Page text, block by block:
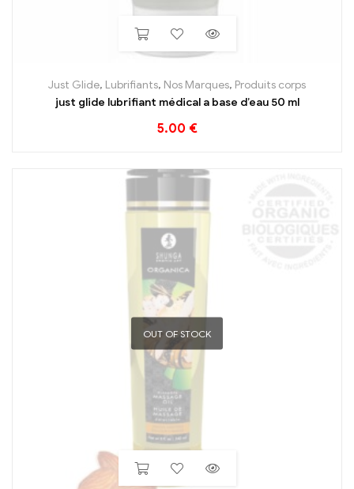
Just Glide, Lubrifiants, Nos Marques, Produits corps
just glide lubrifiant médical a base d’eau 50 ml
5.00 €
OUT OF STOCK